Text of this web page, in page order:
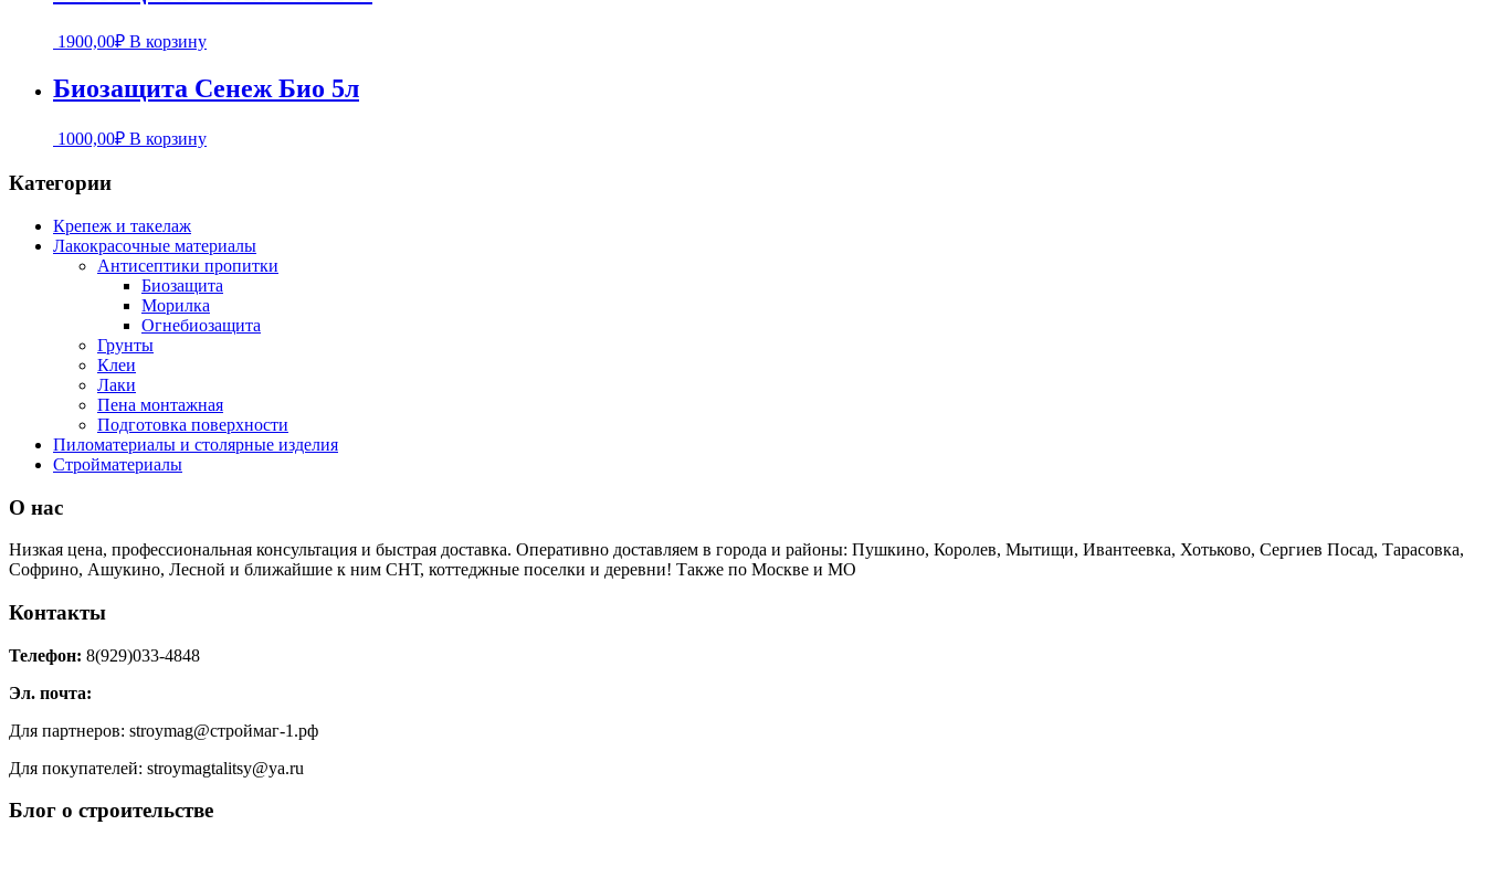
1900,00₽ В корзину
Биозащита Сенеж Био 5л
1000,00₽ В корзину
Категории
Крепеж и такелаж
Лакокрасочные материалы
Антисептики пропитки
Биозащита
Морилка
Огнебиозащита
Грунты
Клеи
Лаки
Пена монтажная
Подготовка поверхности
Пиломатериалы и столярные изделия
Стройматериалы
О нас
Низкая цена, профессиональная консультация и быстрая доставка. Оперативно доставляем в города и районы: Пушкино, Королев, Мытищи, Ивантеевка, Хотьково, Сергиев Посад, Тарасовка,
Софрино, Ашукино, Лесной и ближайшие к ним СНТ, коттеджные поселки и деревни! Также по Москве и МО
Контакты
Телефон: 8(929)033-4848
Эл. почта:
Для партнеров: stroymag@строймаг-1.рф
Для покупателей: stroymagtalitsy@ya.ru
Блог о строительстве